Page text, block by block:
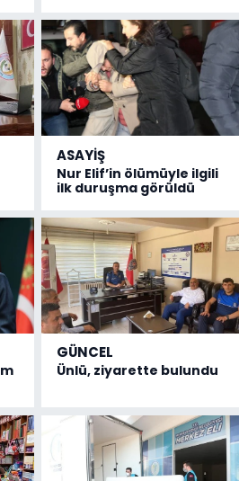
ASAYİŞ
Nur Elif’in ölümüyle ilgili
ilk duruşma görüldü
GÜNCEL
Ünlü, ziyarette bulundu